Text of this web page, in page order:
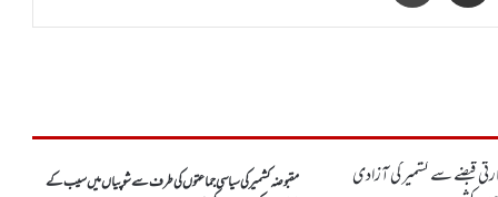
مقبوضہ کشمیر کی سیاسی جماعتوں کی طرف سے شوپیاں میں سیب کے